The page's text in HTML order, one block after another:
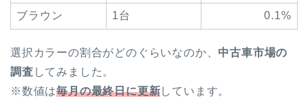
ブラウン 1台 0.1%
選択カラーの割合がどのぐらいなのか、 中古車市場の
調査 してみました。
※数値は毎月の最終日に更新しています。